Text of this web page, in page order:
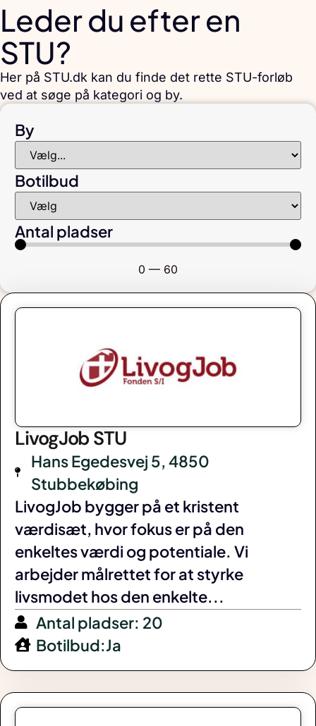
Leder du efter en
STU?
Her på STU.dk kan du finde det rette STU-forløb
ved at søge på kategori og by.
By
Botilbud
Antal pladser
0 — 60
LivogJob STU
Hans Egedesvej 5, 4850
Stubbekøbing
LivogJob bygger på et kristent
værdisæt, hvor fokus er på den
enkeltes værdi og potentiale. Vi
arbejder målrettet for at styrke
livsmodet hos den enkelte...
Antal pladser: 20
Botilbud:Ja